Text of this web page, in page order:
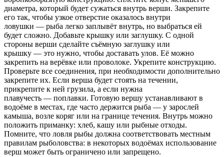
диаметра, который будет сужаться внутрь верши. Закрепите
его так, чтобы узкое отверстие оказалось внутри
ловушки — рыба легко заплывёт внутрь, но выбраться ей
будет сложно. Добавьте крышку или заглушку. С одной
стороны верши сделайте съёмную заглушку или
крышку — это нужно, чтобы доставать улов. Её можно
закрепить на верёвке или проволоке. Укрепите конструкцию.
Проверьте все соединения, при необходимости дополнительно
закрепите их. Если верша будет стоять на течении,
прикрепите к ней грузила, а если нужна
плавучесть — поплавки. Готовую вершу устанавливают в
водоёме в местах, где часто держится рыба — у зарослей
камыша, возле коряг или на границе течения. Внутрь можно
положить приманку: хлеб, кашу или рыбные отходы.
Помните, что ловля рыбы должна соответствовать местным
правилам рыболовства: в некоторых водоёмах использование
верш может быть ограничено или запрещено.